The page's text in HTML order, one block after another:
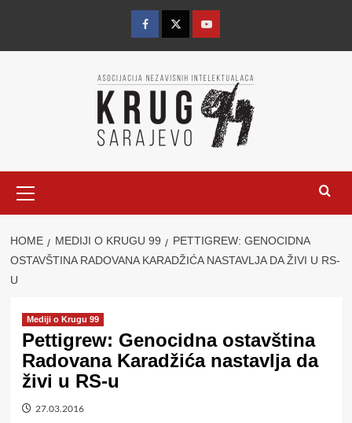
content
FacebookTwitterYouTube
Menu
HOME MEDIJI O KRUGU 99
PETTIGREW: GENOCIDNA
OSTAVŠTINA RADOVANA KARADŽIĆA NASTAVLJA DA ŽIVI U RS-
U
Mediji o Krugu 99
Pettigrew: Genocidna ostavština
Radovana Karadžića nastavlja da
živi u RS-u
27.03.2016